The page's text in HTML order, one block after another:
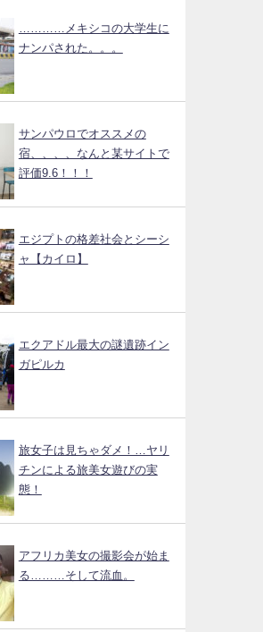
…………メキシコの大学生に
ナンパされた。。。
サンパウロでオススメの
宿、、、、なんと某サイトで
評価9.6！！！
エジプトの格差社会とシーシ
ャ【カイロ】
エクアドル最大の謎遺跡イン
ガピルカ
旅女子は見ちゃダメ！…ヤリ
チンによる旅美女遊びの実
態！
アフリカ美女の撮影会が始ま
る………そして流血。